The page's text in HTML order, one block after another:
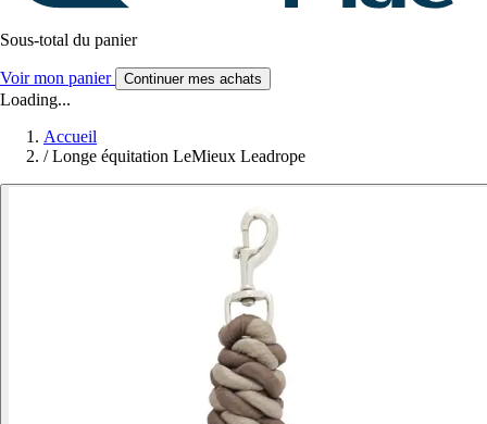
Sous-total du panier
Voir mon panier Continuer mes achats
Loading...
Accueil
/ Longe équitation LeMieux Leadrope